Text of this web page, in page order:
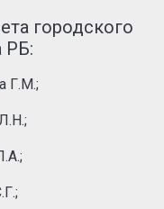
городского
РБ:
Г.М.;